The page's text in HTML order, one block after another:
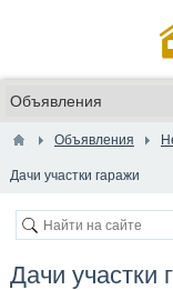
Объявления
Дачи участки гаражи
Дачи участки